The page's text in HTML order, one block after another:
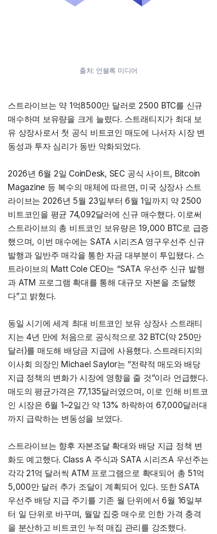
출처: 언블록 미디어
스트라이브는 약 1억8500만 달러로 2500 BTC를 신규
매수하며 보유량을 크게 늘렸다. 스트래티지가 최대 보
유 상장사로서 첫 공식 비트코인 매도에 나서자 시장 변
동성과 투자 심리가 동반 악화되었다.
2026년 6월 2일 CoinDesk, SEC 공식 사이트, Bitcoin
Magazine 등 복수의 매체에 따르면, 미국 상장사 스트
라이브는 2026년 5월 23일부터 6월 1일까지 약 2500
비트코인을 평균 74,092달러에 신규 매수했다. 이로써
스트라이브의 총 비트코인 보유량은 19,000 BTC로 급증
했으며, 이번 매수에는 SATA 시리즈A 영구우선주 신규
발행과 일반주 매각을 통한 자금 대부분이 투입됐다. 스
트라이브의 Matt Cole CEO는 “SATA 우선주 신규 발행
과 ATM 프로그램 확대를 통해 대규모 자본을 조달했
다”고 밝혔다.
동일 시기에 세계 최대 비트코인 보유 상장사 스트래티
지는 4년 만에 처음으로 공식적으로 32 BTC(약 250만
달러)를 매도해 배당금 지급에 사용했다. 스트래티지의
이사회 의장인 Michael Saylor는 “전략적 매도와 배당
지급 정책의 변화가 시장에 영향을 줄 것”이라 언급했다.
매도의 평균가격은 77,135달러였으며, 이로 인해 비트코
인 시장은 6월 1~2일간 약 13% 하락하여 67,000달러대
까지 급락하는 변동성을 보였다.
스트라이브는 향후 자본조달 확대와 배당 지급 정책 변
화도 예고했다. Class A 주식과 SATA 시리즈A 우선주는
각각 21억 달러씩 ATM 프로그램으로 확대되어 총 51억
5,000만 달러 추가 조달이 계획되어 있다. 또한 SATA
우선주 배당 지급 주기를 기존 월 단위에서 6월 16일부
터 일 단위로 바꾸며, 월말 집중 매수로 인한 가격 충격
을 분산하고 비트코인 누적 매집 관리를 강조했다.